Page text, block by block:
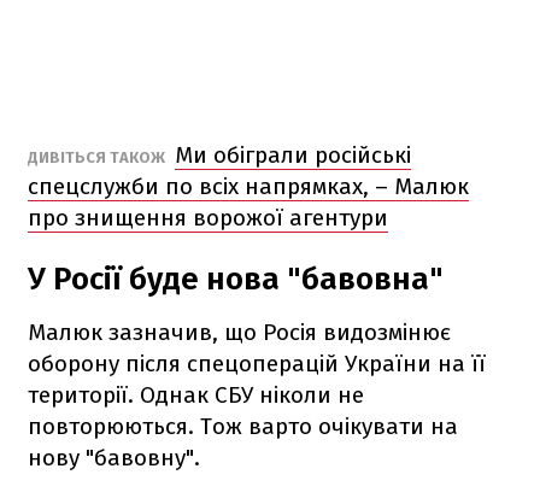
ДИВІТЬСЯ ТАКОЖ Ми обіграли російські
спецслужби по всіх напрямках, – Малюк
про знищення ворожої агентури
У Росії буде нова "бавовна"
Малюк зазначив, що Росія видозмінює
оборону після спецоперацій України на її
території. Однак СБУ ніколи не
повторюються. Тож варто очікувати на
нову "бавовну".